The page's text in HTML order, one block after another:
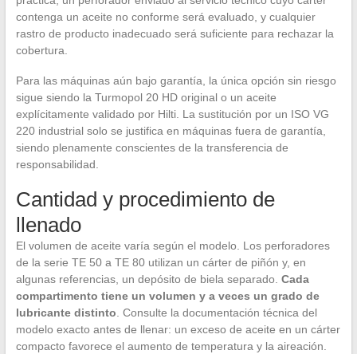
contenga un aceite no conforme será evaluado, y cualquier
rastro de producto inadecuado será suficiente para rechazar la
cobertura.
Para las máquinas aún bajo garantía, la única opción sin riesgo
sigue siendo la Turmopol 20 HD original o un aceite
explícitamente validado por Hilti. La sustitución por un ISO VG
220 industrial solo se justifica en máquinas fuera de garantía,
siendo plenamente conscientes de la transferencia de
responsabilidad.
Cantidad y procedimiento de
llenado
El volumen de aceite varía según el modelo. Los perforadores
de la serie TE 50 a TE 80 utilizan un cárter de piñón y, en
algunas referencias, un depósito de biela separado. Cada
compartimento tiene un volumen y a veces un grado de
lubricante distinto. Consulte la documentación técnica del
modelo exacto antes de llenar: un exceso de aceite en un cárter
compacto favorece el aumento de temperatura y la aireación.